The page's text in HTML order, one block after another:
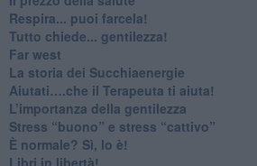
​Respira... puoi farcela!
​Tutto chiede... gentilezza!
​Far west
​La storia dei Succhiaenergie
​Aiutati….che il Terapeuta ti aiuta!
​L’importanza della gentilezza
​Stress “buono” e stress “cattivo”
​È normale? Sì, lo è!
​Libri in libertà!